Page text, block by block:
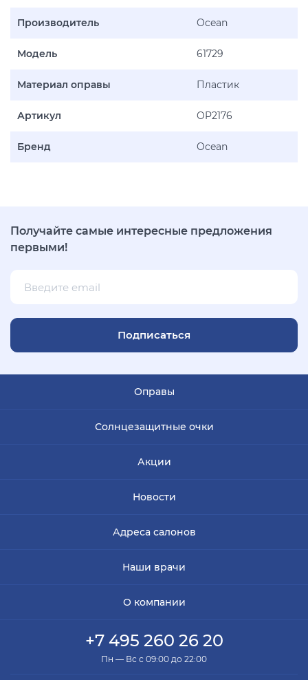
Производитель Ocean
Модель 61729
Материал оправы Пластик
Артикул OP2176
Бренд Ocean
Получайте самые интересные предложения
первыми!
Подписаться
Оправы
Солнцезащитные очки
Акции
Новости
Адреса салонов
Наши врачи
О компании
+7 495 260 26 20
Пн — Вс с 09:00 до 22:00